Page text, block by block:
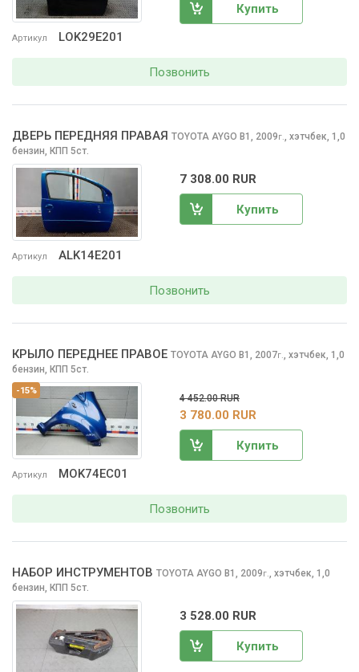
Артикул LOK29E201
Купить
Позвонить
Артикул ALK14E201
ДВЕРЬ ПЕРЕДНЯЯ ПРАВАЯ TOYOTA AYGO B1, 2009г. хэтчбек, 1,0
бензин, КПП 5ст.
7 308.00 RUR
Купить
Позвонить
-15%
Артикул MOK74EC01
КРЫЛО ПЕРЕДНЕЕ ПРАВОЕ TOYOTA AYGO B1, 2007г., хэтчбек, 1,0
бензин, КПП 5ст.
4 452.00 RUR
3 780.00 RUR
Купить
Позвонить
НАБОР ИНСТРУМЕНТОВ TOYOTA AYGO B1, 2009г., хэтчбек, 1,0
бензин, КПП 5ст.
3 528.00 RUR
Купить